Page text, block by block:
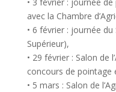
• 3 février : journée
avec la Chambre
• 6 février : journée
Supérieur),
• 29 février : Salon de
concours de pointage
• 5 mars : Salon de